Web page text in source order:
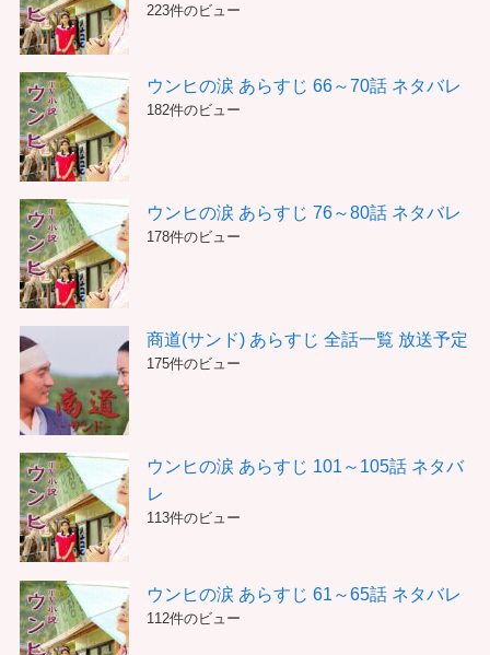
223件のビュー
ウンヒの涙 あらすじ 66～70話 ネタバレ
182件のビュー
ウンヒの涙 あらすじ 76～80話 ネタバレ
178件のビュー
商道(サンド) あらすじ 全話一覧 放送予定
175件のビュー
ウンヒの涙 あらすじ 101～105話 ネタバ
レ
113件のビュー
ウンヒの涙 あらすじ 61～65話 ネタバレ
112件のビュー